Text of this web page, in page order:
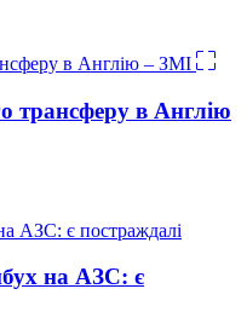
трансферу в Англію
на АЗС: є